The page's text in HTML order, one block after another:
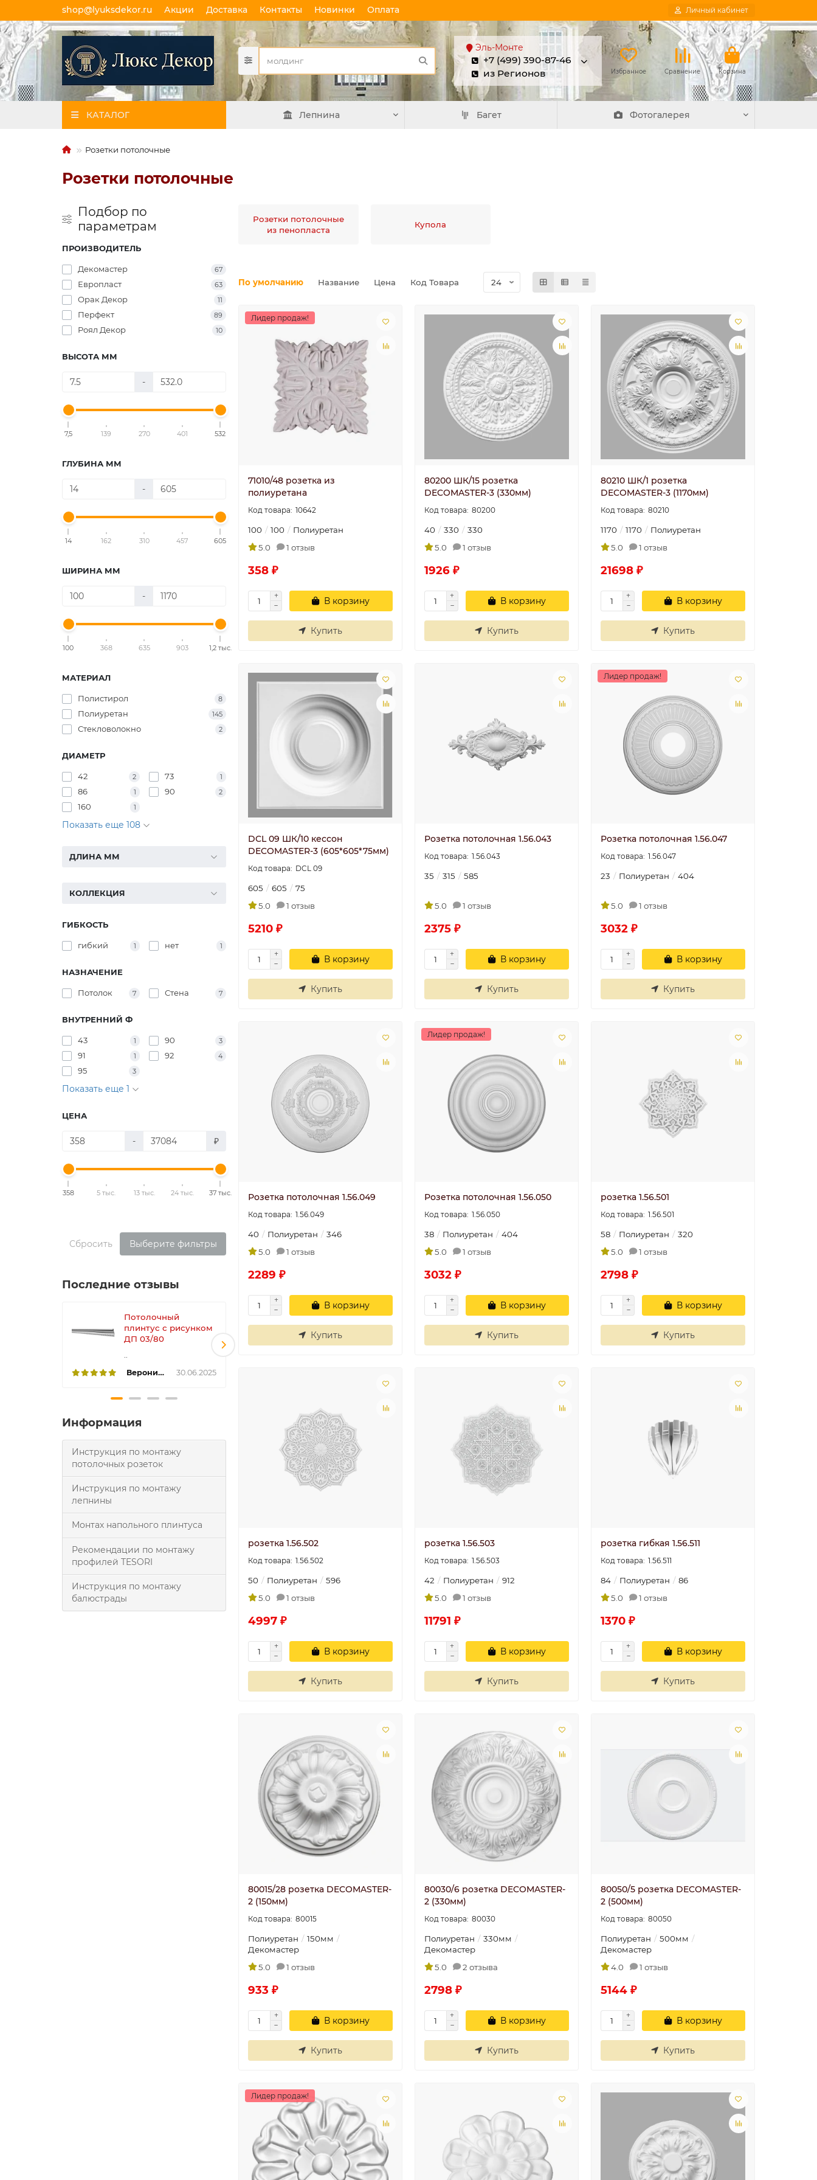
shop@lyuksdekor.ru Акции Доставка Контакты Новинки Оплата Личный кабинет
Эль-Монте
+7 (499) 390-87-46
из Регионов
Избранное Сравнение Корзина
КАТАЛОГ Лепнина Багет Фотогалерея
Розетки потолочные
Розетки потолочные
Подбор по
параметрам
ПРОИЗВОДИТЕЛЬ
Декомастер 67
Европласт 63
Орак Декор 11
Перфект 89
Роял Декор 10
ВЫСОТА ММ
-
7,5 139 270 401 532
ГЛУБИНА ММ
-
14 162 310 457 605
ШИРИНА ММ
-
100 368 635 903 1,2 тыс.
МАТЕРИАЛ
Полистирол 8
Полиуретан 145
Стекловолокно 2
ДИАМЕТР
42 2 73 1
86 1 90 2
160 1
Показать еще 108
ДЛИНА ММ
КОЛЛЕКЦИЯ
ГИБКОСТЬ
гибкий 1 нет 1
НАЗНАЧЕНИЕ
Потолок 7 Стена 7
ВНУТРЕННИЙ Ф
43 1 90 3
91 1 92 4
95 3
Показать еще 1
ЦЕНА
- ₽
358 5 тыс. 13 тыс. 24 тыс. 37 тыс.
Сбросить Выберите фильтры
Последние отзывы
Потолочный
плинтус с рисунком
ДП 03/80
Вероника 30.06.2025
Плинтус
потолочный П 20
100/40
Плинтус
потолочный П 20
100/40
Угол У4 40x40
Угол смотрится
классно, советую..
Информация
Инструкция по монтажу
потолочных розеток
Инструкция по монтажу
лепнины
Монтах напольного плинтуса
Рекомендации по монтажу
профилей TESORI
Инструкция по монтажу
балюстрады
Розетки потолочные
из пенопласта
Купола
По умолчанию Название Цена Код Товара
Лидер продаж!
71010/48 розетка из
полиуретана
10642
100 100
Полиуретан
5.0
1 отзыв
358 ₽
В корзину
Купить
80200 ШК/15 розетка
DECOMASTER-3 (330мм)
80200
40 330
330
5.0
1 отзыв
1926 ₽
В корзину
Купить
80210 ШК/1 розетка
DECOMASTER-3 (1170мм)
80210
1170 1170
Полиуретан
5.0
1 отзыв
21698 ₽
В корзину
Купить
DCL 09 ШК/10 кессон
DECOMASTER-3 (605*605*75мм)
DCL 09
605 605
75
5.0
1 отзыв
5210 ₽
В корзину
Купить
Розетка потолочная 1.56.043
1.56.043
35 315 585
5.0 1 отзыв
2375 ₽
В корзину
Купить
Лидер продаж!
Розетка потолочная 1.56.047
1.56.047
23 Полиуретан 404
5.0 1 отзыв
3032 ₽
В корзину
Купить
Розетка потолочная 1.56.049
1.56.049
40 Полиуретан
346
5.0
1 отзыв
2289 ₽
В корзину
Купить
Лидер продаж!
Розетка потолочная 1.56.050
1.56.050
38 Полиуретан
404
5.0
1 отзыв
3032 ₽
В корзину
Купить
розетка 1.56.501
1.56.501
58 Полиуретан
320
5.0
1 отзыв
2798 ₽
В корзину
Купить
розетка 1.56.502
1.56.502
50 Полиуретан
596
5.0
1 отзыв
4997 ₽
В корзину
Купить
розетка 1.56.503
1.56.503
42 Полиуретан
912
5.0
1 отзыв
11791 ₽
В корзину
Купить
розетка гибкая 1.56.511
1.56.511
84 Полиуретан
86
5.0
1 отзыв
1370 ₽
В корзину
Купить
80015/28 розетка DECOMASTER-
2 (150мм)
80015
Полиуретан
150мм
Декомастер
5.0
1 отзыв
933 ₽
В корзину
Купить
80030/6 розетка DECOMASTER-
2 (330мм)
80030
Полиуретан
330мм
Декомастер
5.0
2 отзыва
2798 ₽
В корзину
Купить
80050/5 розетка DECOMASTER-
2 (500мм)
80050
Полиуретан
500мм
Декомастер
4.0
1 отзыв
5144 ₽
В корзину
Купить
Лидер продаж!